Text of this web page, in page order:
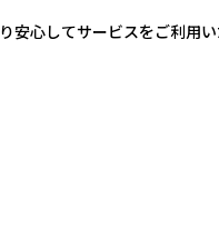
トプロ 固まる猫砂 8L 【8
安心してサービスをご利用